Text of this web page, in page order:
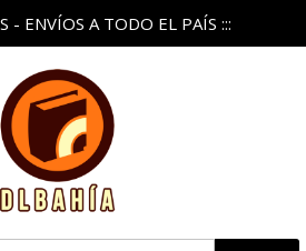
- ENVÍOS A TODO EL PAÍS :::